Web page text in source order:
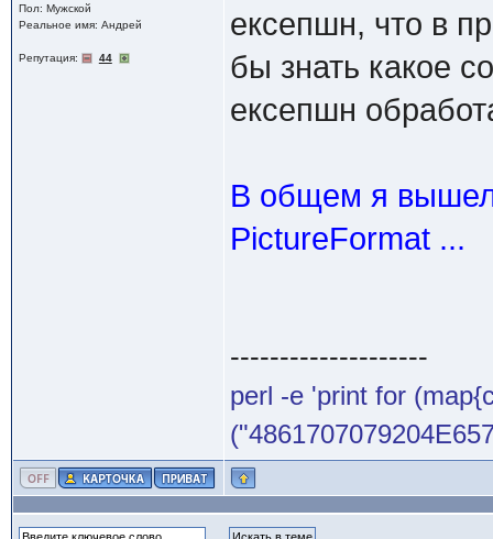
Пол: Мужской
Реальное имя: Андрей
Репутация: 44
ексепшн, что в
бы знать какое
ексепшн
В общем я вышел
PictureFormat ...
--------------------
perl -e 'print for